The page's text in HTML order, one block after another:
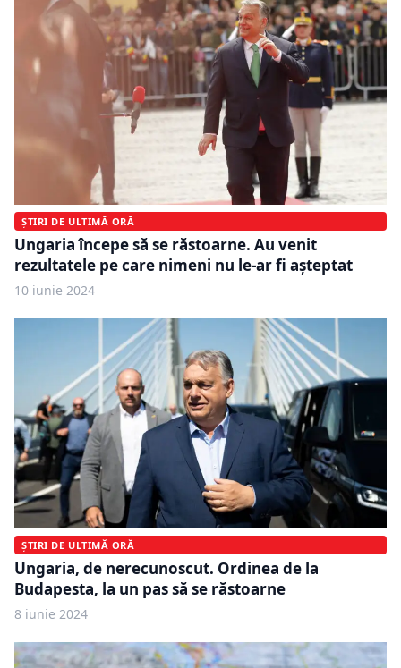
ȘTIRI DE ULTIMĂ ORĂ
Ungaria începe să se răstoarne. Au venit
rezultatele pe care nimeni nu le-ar fi așteptat
10 iunie 2024
ȘTIRI DE ULTIMĂ ORĂ
Ungaria, de nerecunoscut. Ordinea de la
Budapesta, la un pas să se răstoarne
8 iunie 2024